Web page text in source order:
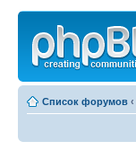
Список форумов ‹